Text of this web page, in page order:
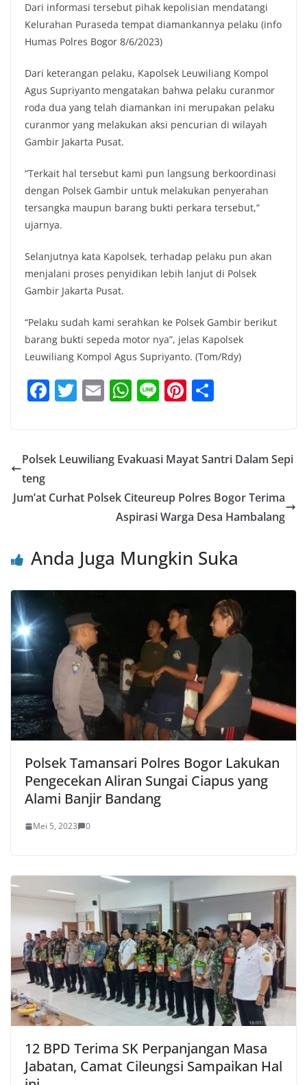
Dari informasi tersebut pihak kepolisian mendatangi
Kelurahan Puraseda tempat diamankannya pelaku (info
Humas Polres Bogor 8/6/2023)
Dari keterangan pelaku, Kapolsek Leuwiliang Kompol
Agus Supriyanto mengatakan bahwa pelaku curanmor
roda dua yang telah diamankan ini merupakan pelaku
curanmor yang melakukan aksi pencurian di wilayah
Gambir Jakarta Pusat.
“Terkait hal tersebut kami pun langsung berkoordinasi
dengan Polsek Gambir untuk melakukan penyerahan
tersangka maupun barang bukti perkara tersebut,”
ujarnya.
Selanjutnya kata Kapolsek, terhadap pelaku pun akan
menjalani proses penyidikan lebih lanjut di Polsek
Gambir Jakarta Pusat.
“Pelaku sudah kami serahkan ke Polsek Gambir berikut
barang bukti sepeda motor nya”, jelas Kapolsek
Leuwiliang Kompol Agus Supriyanto. (Tom/Rdy)
F
e
o
T
er
E
l
W
s
p
p
Li Pi
e e
Polsek Leuwiliang Evakuasi Mayat Santri Dalam Sepi
teng
Jum’at Curhat Polsek Citeureup Polres Bogor Terima
Aspirasi Warga Desa Hambalang
Anda Juga Mungkin Suka
Polsek Tamansari Polres Bogor Lakukan
Pengecekan Aliran Sungai Ciapus yang
Alami Banjir Bandang
Mei 5, 2023 0
12 BPD Terima SK Perpanjangan Masa
Jabatan, Camat Cileungsi Sampaikan Hal